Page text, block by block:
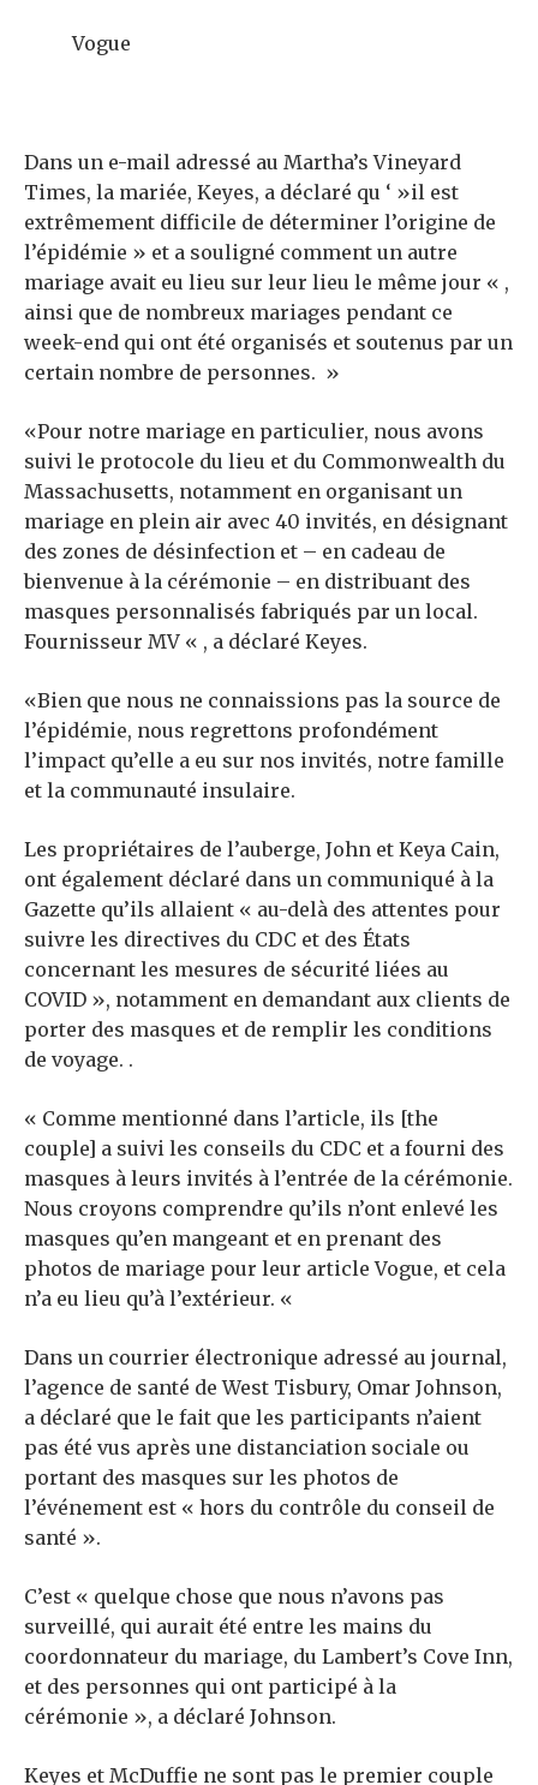
Vogue
Dans un e-mail adressé au Martha’s Vineyard
Times, la mariée, Keyes, a déclaré qu ‘ »il est
extrêmement difficile de déterminer l’origine de
l’épidémie » et a souligné comment un autre
mariage avait eu lieu sur leur lieu le même jour « ,
ainsi que de nombreux mariages pendant ce
week-end qui ont été organisés et soutenus par un
certain nombre de personnes. »
«Pour notre mariage en particulier, nous avons
suivi le protocole du lieu et du Commonwealth du
Massachusetts, notamment en organisant un
mariage en plein air avec 40 invités, en désignant
des zones de désinfection et – en cadeau de
bienvenue à la cérémonie – en distribuant des
masques personnalisés fabriqués par un local.
Fournisseur MV « , a déclaré Keyes.
«Bien que nous ne connaissions pas la source de
l’épidémie, nous regrettons profondément
l’impact qu’elle a eu sur nos invités, notre famille
et la communauté insulaire.
Les propriétaires de l’auberge, John et Keya Cain,
ont également déclaré dans un communiqué à la
Gazette qu’ils allaient « au-delà des attentes pour
suivre les directives du CDC et des États
concernant les mesures de sécurité liées au
COVID », notamment en demandant aux clients de
porter des masques et de remplir les conditions
de voyage. .
« Comme mentionné dans l’article, ils [the
couple] a suivi les conseils du CDC et a fourni des
masques à leurs invités à l’entrée de la cérémonie.
Nous croyons comprendre qu’ils n’ont enlevé les
masques qu’en mangeant et en prenant des
photos de mariage pour leur article Vogue, et cela
n’a eu lieu qu’à l’extérieur. «
Dans un courrier électronique adressé au journal,
l’agence de santé de West Tisbury, Omar Johnson,
a déclaré que le fait que les participants n’aient
pas été vus après une distanciation sociale ou
portant des masques sur les photos de
l’événement est « hors du contrôle du conseil de
santé ».
C’est « quelque chose que nous n’avons pas
surveillé, qui aurait été entre les mains du
coordonnateur du mariage, du Lambert’s Cove Inn,
et des personnes qui ont participé à la
cérémonie », a déclaré Johnson.
Keyes et McDuffie ne sont pas le premier couple